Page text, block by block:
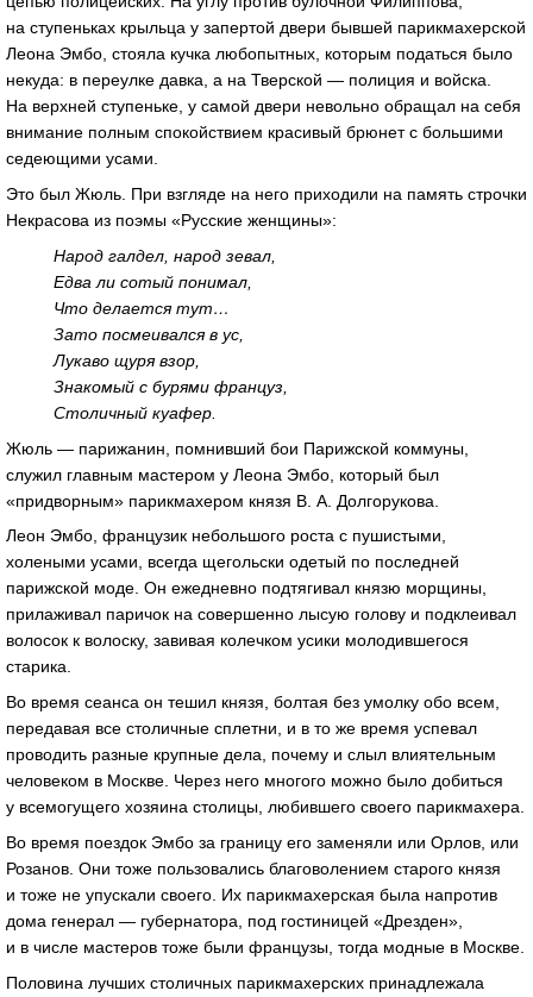
на ступеньках крыльца у запертой двери бывшей парикмахерской
Леона Эмбо, стояла кучка любопытных, которым податься было
некуда: в переулке давка, а на Тверской — полиция и войска.
На верхней ступеньке, у самой двери невольно обращал на себя
внимание полным спокойствием красивый брюнет с большими
седеющими усами.
Это был Жюль. При взгляде на него приходили на память строчки
Некрасова из поэмы «Русские женщины»:
Народ галдел, народ зевал,
Едва ли сотый понимал,
Что делается тут…
Зато посмеивался в ус,
Лукаво щуря взор,
Знакомый с бурями француз,
Столичный куафер.
Жюль — парижанин, помнивший бои Парижской коммуны,
служил главным мастером у Леона Эмбо, который был
«придворным» парикмахером князя В. А. Долгорукова
Леон Эмбо, французик небольшого роста с пушистыми,
холеными усами, всегда щегольски одетый по последней
парижской моде. Он ежедневно подтягивал князю морщины,
прилаживал паричок на совершенно лысую голову и подклеивал
волосок к волоску, завивая колечком усики молодившегося
старика.
Во время сеанса он тешил князя, болтая без умолку обо всем,
передавая все столичные сплетни, и в то же время успевал
проводить разные крупные дела, почему и слыл влиятельным
человеком в Москве. Через него многого можно было добиться
у всемогущего хозяина столицы, любившего своего парикмахера.
Во время поездок Эмбо за границу его заменяли или Орлов, или
Розанов. Они тоже пользовались благоволением старого князя
и тоже не упускали своего. Их парикмахерская была напротив
дома генерал — губернатора, под гостиницей «Дрезден»,
и в числе мастеров тоже были французы, тогда модные в Москве.
Половина лучших столичных парикмахерских принадлежала